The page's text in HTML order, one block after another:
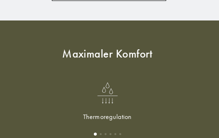
Maximaler Komfort
Thermoregulation